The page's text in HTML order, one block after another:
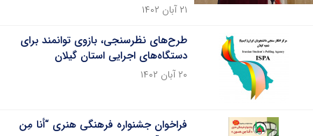
۲۱ آبان ۱۴۰۲
طرح‌های نظرسنجی، بازوی توانمند برای
دستگاه‌های اجرایی استان گیلان
۲۰ آبان ۱۴۰۲
فراخوان جشنواره فرهنگی هنری “أنا مِن